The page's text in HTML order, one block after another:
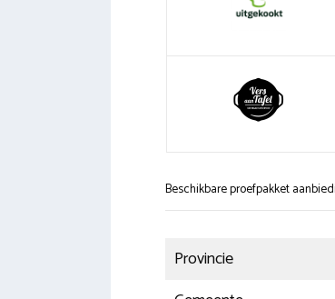
Beschikbare proefpakket
Provincie